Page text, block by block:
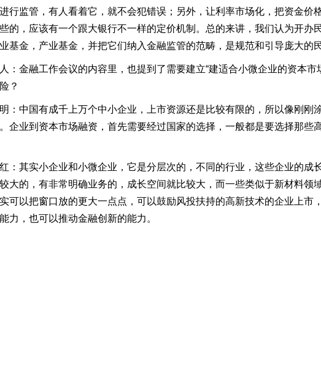
行监管，有人看着它，就不会犯错误；另外，让利率市场化，把资金
的，应该有一个跟大银行不一样的定价机制。总的来讲，我们认为开办
基金，产业基金，并把它们纳入金融监管的范畴，是规范和引导庞大的
：金融工作会议的内容里，也提到了需要建立“建适合小微企业的资本
？
：中国有成千上万个中小企业，上市资源还是比较有限的，所以像刚刚
企业到资本市场融资，首先需要经过国家的选择，一般都是要选择那
：其实小企业和小微企业，它是分层次的，不同的行业，这些企业的成
大的，有非常明确业务的，成长空间就比较大，而一些类似于新材料领
可以把窗口放的更大一点点，可以鼓励风投扶持的高新技术的企业上市
力，也可以推动金融创新的能力。